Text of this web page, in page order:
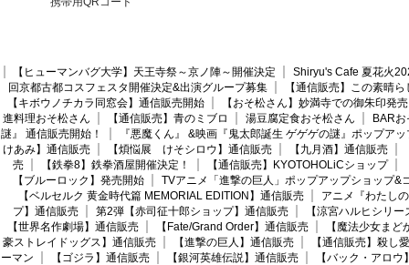
【ヒューマンバグ大学】天王寺祭～京ノ陣～開催決定
Shiryu's Cafe 夏花火
回京都古都コスフェスタ開催決定&出演グループ募集
【通信販売】この素晴
【キボウノチカラ同窓会】通信販売開始
【おそ松さん】妙満寺での御朱印発売
進料理おそ松さん
【通信販売】青のミブロ 湯豆腐定食おそ松さん
BAR
謎』 通信販売開始！
『悪魔くん』 &映画『鬼太郎誕生 ゲゲゲの謎』ポップア
けあみ】通信販売
【煩悩展 けそシロウ】通信販売 【九月酒】通信販売
売
【鉄拳8】鉄拳酒屋開催決定！ 【通信販売】KYOTOHOLiCショップ
【ブルーロック】発売開始
TVアニメ「進撃の巨人」ポップアップショップ&
【ベルセルク 黄金時代篇 MEMORIAL EDITION】通信販売
アニメ『わたし
プ】通信販売
第2弾【赤司征十郎ショップ】通信販売
【涼宮ハルヒシリ
【世界名作劇場】通信販売
【Fate/Grand Order】通信販売
【魔法少女ま
豪ストレイドッグス】通信販売
【進撃の巨人】通信販売
【通信販売】殺し愛
ーマン
【ゴジラ】通信販売 【銀河英雄伝説】通信販売
【バック・アロウ